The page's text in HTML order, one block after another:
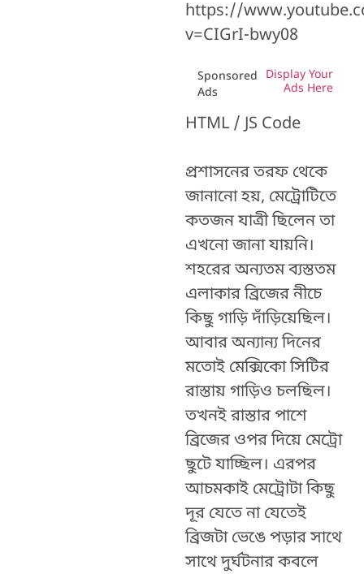
https://
v=CIGrI-bwy08
Sponsored
Ads
Display Your
Ads Here
HTML / JS Code
প্রশাসনের তরফ থেকে
জানানো হয়, মেট্রোটিতে
কতজন যাত্রী ছিলেন তা
এখনো জানা যায়নি।
শহরের অন্যতম ব্যস্ততম
এলাকার ব্রিজের নীচে
কিছু গাড়ি দাঁড়িয়েছিল।
আবার অন্যান্য দিনের
মতোই মেক্সিকো সিটির
রাস্তায় গাড়িও চলছিল।
তখনই রাস্তার পাশে
ব্রিজের ওপর দিয়ে মেট্রো
ছুটে যাচ্ছিল। এরপর
আচমকাই মেট্রোটা কিছু
দূর যেতে না যেতেই
ব্রিজটা ভেঙে পড়ার সাথে
সাথে দুর্ঘটনার কবলে